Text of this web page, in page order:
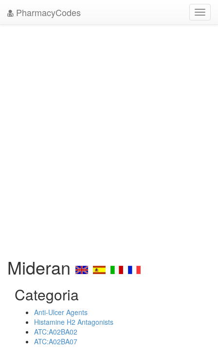
PharmacyCodes
Mideran
Categoria
Anti-Ulcer Agents
Histamine H2 Antagonists
ATC:A02BA02
ATC:A02BA07